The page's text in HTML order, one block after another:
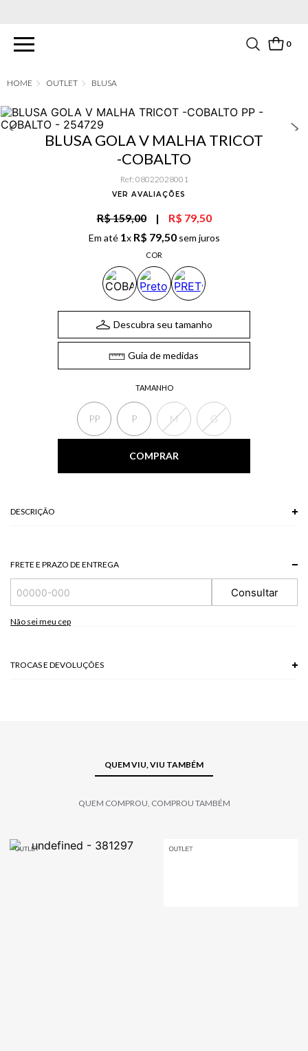
0
OUTLET BLUSA
BLUSA GOLA V MALHA TRICOT
-COBALTO
Ref: 08022028001
VER AVALIAÇÕES
R$ 159,00 | R$ 79,50
Em até 1x R$ 79,50sem juros
COR
TAMANHO
PP P M G
Descubra seu tamanho
Guia de medidas
COMPRAR
DESCRIÇÃO
*A tonalidade das cores pode variar de acordo com a sua tela/monitor.
FRETE E PRAZO DE ENTREGA
Consultar
Não sei meu cep
TROCAS E DEVOLUÇÕES
QUEM VIU, VIU TAMBÉM
QUEM COMPROU, COMPROU TAMBÉM